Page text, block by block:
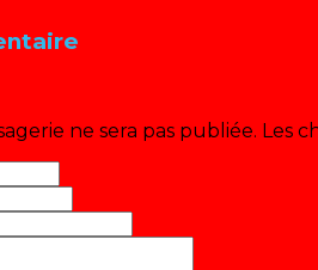
ne sera pas publiée. Les